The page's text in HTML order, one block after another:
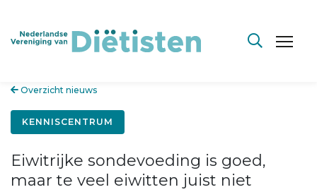
Overzicht nieuws
KENNISCENTRUM
Eiwitrijke sondevoeding is goed,
maar te veel eiwitten juist niet